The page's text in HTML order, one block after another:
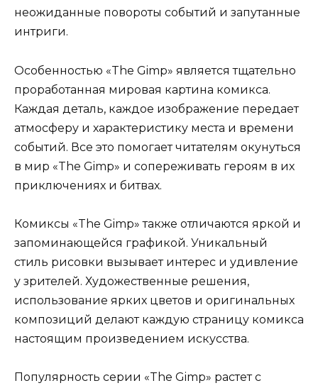
неожиданные повороты событий и запутанные
интриги.
Особенностью «The Gimp» является тщательно
проработанная мировая картина комикса.
Каждая деталь, каждое изображение передает
атмосферу и характеристику места и времени
событий. Все это помогает читателям окунуться
в мир «The Gimp» и сопереживать героям в их
приключениях и битвах.
Комиксы «The Gimp» также отличаются яркой и
запоминающейся графикой. Уникальный
стиль рисовки вызывает интерес и удивление
у зрителей. Художественные решения,
использование ярких цветов и оригинальных
композиций делают каждую страницу комикса
настоящим произведением искусства.
Популярность серии «The Gimp» растет с